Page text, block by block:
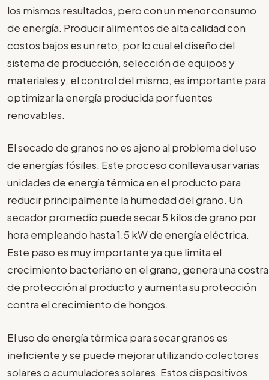
los mismos resultados, pero con un menor consumo
de energía. Producir alimentos de alta calidad con
costos bajos es un reto, por lo cual el diseño del
sistema de producción, selección de equipos y
materiales y, el control del mismo, es importante para
optimizar la energía producida por fuentes
renovables.
El secado de granos no es ajeno al problema del uso
de energías fósiles. Este proceso conlleva usar varias
unidades de energía térmica en el producto para
reducir principalmente la humedad del grano. Un
secador promedio puede secar 5 kilos de grano por
hora empleando hasta 1.5 kW de energía eléctrica.
Este paso es muy importante ya que limita el
crecimiento bacteriano en el grano, genera una costra
de protección al producto y aumenta su protección
contra el crecimiento de hongos.
El uso de energía térmica para secar granos es
ineficiente y se puede mejorar utilizando colectores
solares o acumuladores solares. Estos dispositivos